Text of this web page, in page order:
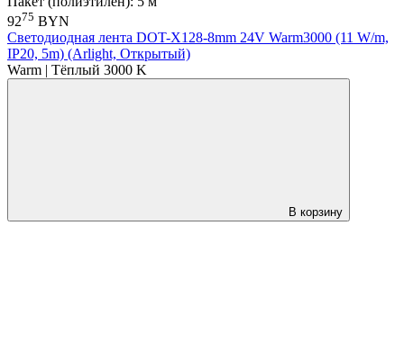
9275 BYN
Светодиодная лента DOT-X128-8mm 24V Warm3000 (11 W/m,
IP20, 5m) (Arlight, Открытый)
Warm | Тёплый 3000 K
В корзину